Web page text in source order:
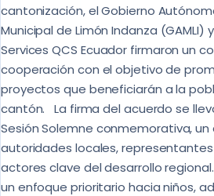
cantonización, el Gobierno
Municipal de Limón Indanza (GAMLI)
Services QCS Ecuador firmaron un
cooperación con el objetivo de
proyectos que beneficiarán a la
cantón. La firma del acuerdo se
Sesión Solemne conmemorativa,
autoridades locales,
actores clave del desarrollo
un enfoque prioritario hacia niños,